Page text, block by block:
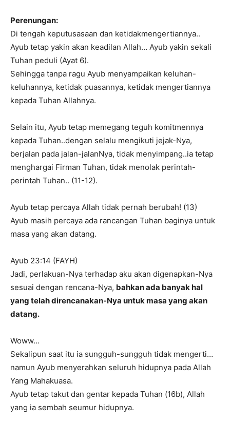
Perenungan:
Di tengah keputusasaan dan ketidakmengertiannya..
Ayub tetap yakin akan keadilan Allah… Ayub yakin sekali
Tuhan peduli (Ayat 6).
Sehingga tanpa ragu Ayub menyampaikan keluhan-
keluhannya, ketidak puasannya, ketidak mengertiannya
kepada Tuhan Allahnya.
Selain itu, Ayub tetap memegang teguh komitmennya
kepada Tuhan..dengan selalu mengikuti jejak-Nya,
berjalan pada jalan-jalanNya, tidak menyimpang..ia tetap
menghargai Firman Tuhan, tidak menolak perintah-
perintah Tuhan.. (11-12).
Ayub tetap percaya Allah tidak pernah berubah! (13)
Ayub masih percaya ada rancangan Tuhan baginya untuk
masa yang akan datang.
Ayub 23:14 (FAYH)
Jadi, perlakuan-Nya terhadap aku akan digenapkan-Nya
sesuai dengan rencana-Nya, bahkan ada banyak hal
yang telah direncanakan-Nya untuk masa yang akan
datang.
Woww…
Sekalipun saat itu ia sungguh-sungguh tidak mengerti…
namun Ayub menyerahkan seluruh hidupnya pada Allah
Yang Mahakuasa.
Ayub tetap takut dan gentar kepada Tuhan (16b), Allah
yang ia sembah seumur hidupnya.